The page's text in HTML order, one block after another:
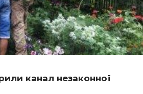
канал незаконної